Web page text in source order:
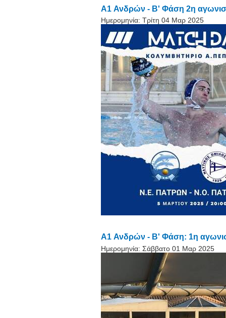
A1 Ανδρών - Β' Φάση 2η
Ημερομηνία: Τρίτη 04 Μαρ 2025
A1 Ανδρών - Β' Φάση: 1η
Ημερομηνία: Σάββατο 01 Μαρ 2025